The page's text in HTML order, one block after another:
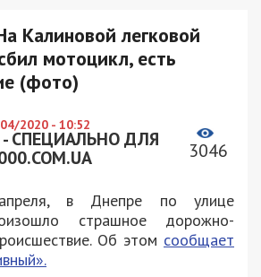
Калиновой легковой
мотоцикл, есть
(фото)
2020 - 10:52
СПЕЦИАЛЬНО ДЛЯ
3046
в Днепре по улице
страшное дорожно-
Об этом сообщает